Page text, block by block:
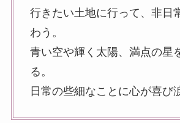
行きたい土地に行って、非日
わう。
青い空や輝く太陽、満点の星
る。
日常の些細なことに心が喜び